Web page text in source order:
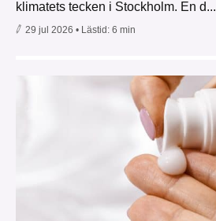
klimatets tecken i Stockholm. En d...
29 jul 2026 • Lästid: 6 min